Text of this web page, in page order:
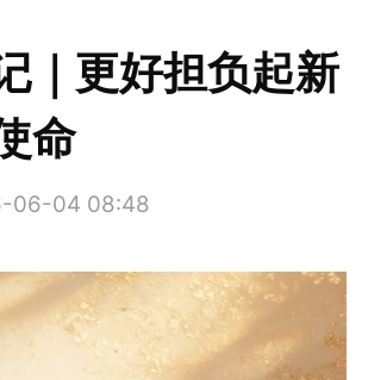
｜更好担负起新
命
06-04 08:48